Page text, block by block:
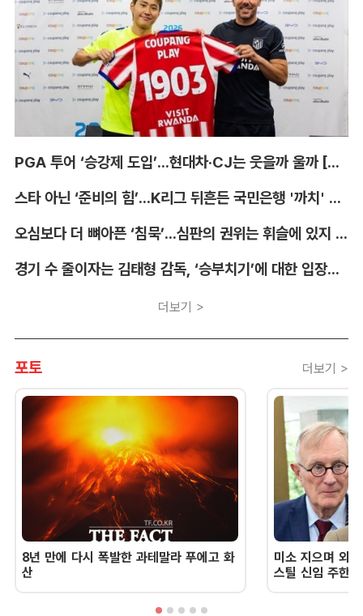
PGA 투어 ‘승강제 도입’...현대차·CJ는 웃을까 울까 [박호윤의 IN&OUT]
스타 아닌 ‘준비의 힘’...K리그 뒤흔든 국민은행 '까치' 사단 [이영규의 비욘더매치]
오심보다 더 뼈아픈 ‘침묵’...심판의 권위는 휘슬에 있지 않다 [박순규의 창]
경기 수 줄이자는 김태형 감독, ‘승부치기’에 대한 입장부터 밝혀야 [김대호의 야구생각]
더보기 >
포토 더보기 >
8년 만에 다시 폭발한 과테말라 푸에고 화
산
미소 지으며 외
스틸 신임 주한